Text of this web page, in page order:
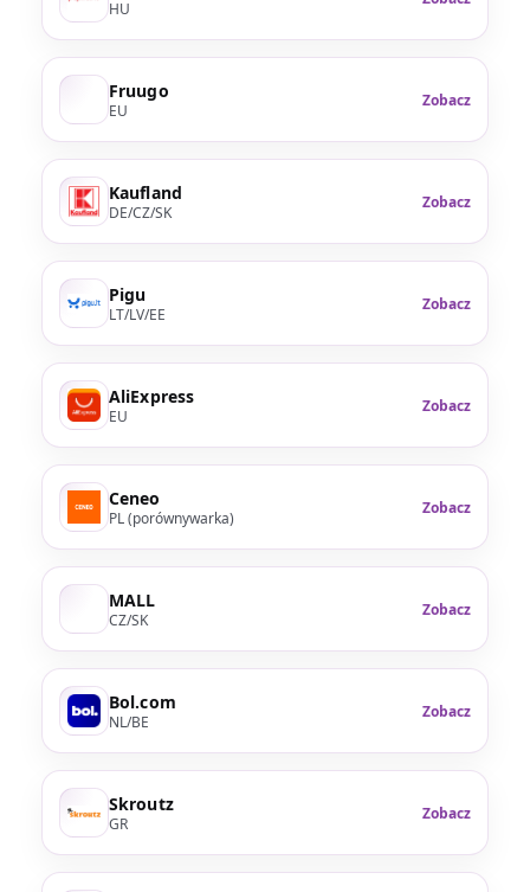
HU
Fruugo
EU
Zobacz
Kaufland
DE/CZ/SK
Zobacz
Pigu
LT/LV/EE
Zobacz
AliExpress
EU
Zobacz
Ceneo
PL (porównywarka)
Zobacz
MALL
CZ/SK
Zobacz
Bol.com
NL/BE
Zobacz
Skroutz
GR
Zobacz